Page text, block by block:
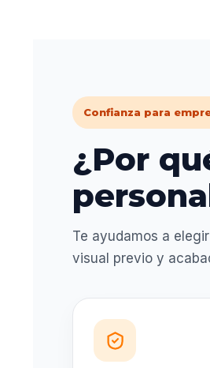
Confianza para
¿Por
Te ayudamos a
visual previo y